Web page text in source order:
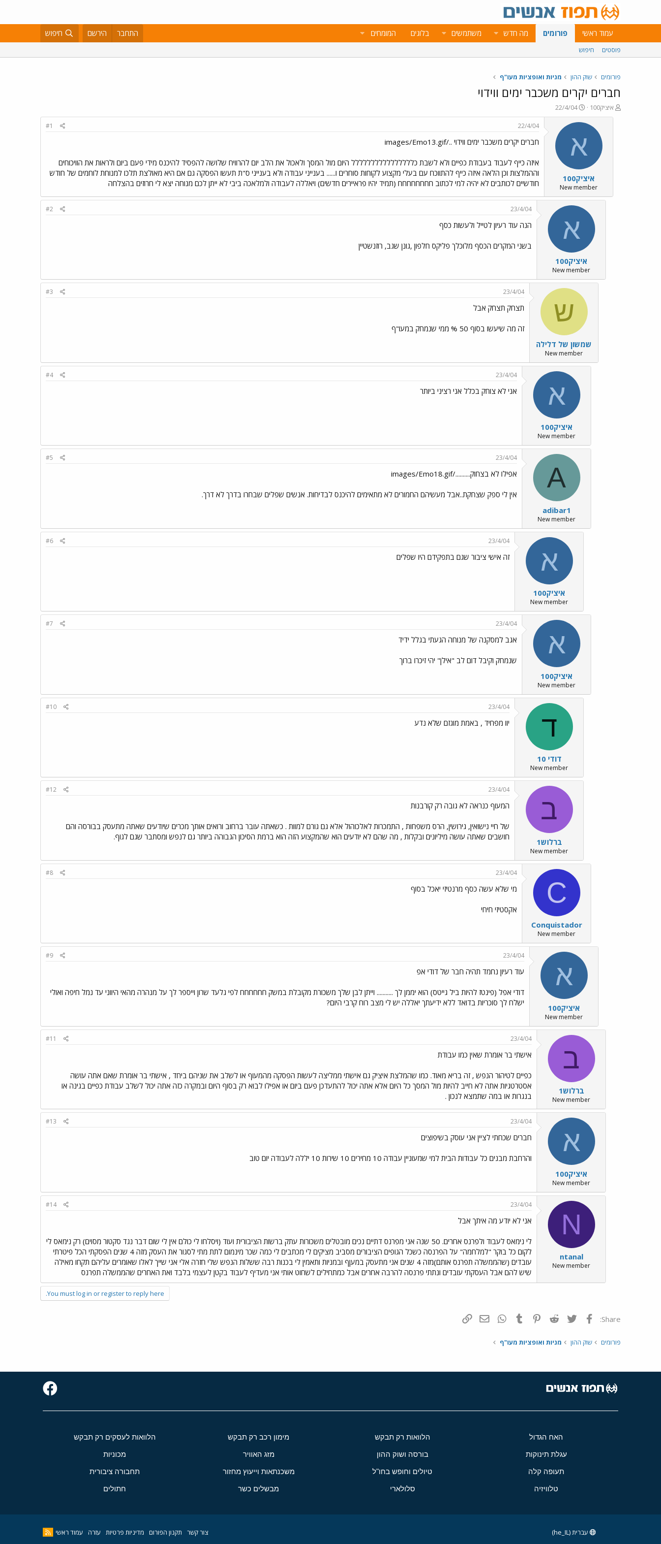
עמוד ראשי פורומים מה חדש משתמשים בלוגים המומחים התחבר הירשם חיפוש
פוסטים חיפוש
פורומים שוק ההון מניות ואופציות מעו"ף
חברים יקרים משכבר ימים ווידוי
פ
ו
איציק100
פ
ו
ר
ם
ב
א
ר
י
ך
22/4/04
א
איציק100
New member
22/4/04
#1
חברים יקרים משכבר ימים ווידוי ../images/Emo13.gif
איזה כייף לעבוד בעבודת כפיים ולא לשבת כלללללללללללללללל היום מול המסך ולאכול את הלב יום להרוויח שלושה להפסיד להיכנס מידי פעם ביום ולראות את הוויכוחים
וההמלצות וכן הלאה איזה כייף להתווכח עם בעלי מקצוע לקוחות סוחרים ו...... בענייני עבודה ולא בענייני ס"ת תעשו הפסקה גם אם היא מאולצת תלכו למנוחת לוחמים של חודש
חודשיים לכותבים לא יהיה למי לכתוב חחחחחחחח (תמיד יהיו פראיירים חדשים) ויאללה לעבודה ולמלאכה ביבי לא ייתן לכם מנוחה יצא לי חרוזים בהצלחה
א
איציק100
New member
23/4/04
#2
הנה עוד רעיון לטייל ולעשות כסף
בשני המקרים הכסף מלוכלך פליקס חלפון ,גונן שגב, רוזנשטיין
ש
שמשון של דלילה
New member
23/4/04
#3
תצחק תצחק אבל
זה מה שיעשו בסוף 50 % ממי שנמחק במעו"ף
א
איציק100
New member
23/4/04
#4
אני לא צוחק בכלל אני רציני ביותר
A
adibar1
New member
23/4/04
#5
אפילו לא בצחוק........../images/Emo18.gif
אין לי ספק שצחקת..אבל מעשיהם החמורים לא מתאימים להיכנס לבדיחות. אנשים שפלים שבחרו בדרך לא דרך.
א
איציק100
New member
23/4/04
#6
זה אישי ציבור שגם בתפקידם היו שפלים
א
איציק100
New member
23/4/04
#7
אגב למסקנה של מנוחה הגעתי בגלל ידיד
שנמחק וקיבל דום לב "אילן" יהי זיכרו ברוך
ד
דודי 10
New member
23/4/04
#10
יוו מפחיד , באמת מוגזם שלא נדע
ב
ברלוש1
New member
23/4/04
#12
המעוף כנראה לא גובה רק קורבנות
של חיי נישואין, גירושין, הרס משפחות , התמכרות לאלכוהול אלא גם גורם למוות . כשאתה עובר ברחוב ורואים אותך מכרים שיודעים שאתה מתעסק בבורסה והם
חושבים שאתה עושה מיליונים ובקלות , מה שהם לא יודעים הוא שהמקצוע הזה הוא ברמת הסיכון הגבוהה ביותר גם לנפש ומסתבר שגם לגוף.
C
Conquistador
New member
23/4/04
#8
מי שלא עשה כסף מרנטיזי יאכל בסוף
אקסטיזי חיחי
א
איציק100
New member
23/4/04
#9
עוד רעיון נחמד תהיה חבר של דודי אפ
דודי אפל (פינטז להיות ביל גייטס) הוא יממן לך ........... וייתן לבן שלך משכורת מקובלת במשק חחחחחח לפי גלעד שרון וייספר לך על מנהרה מהאי היווני עד נמל חיפה ואולי
ישלח לך סוכריות בדואד ללא ידיעתך יאללה יש לי מצב רוח קרבי היום?
ב
ברלוש1
New member
23/4/04
#11
אישתי בר אומרת שאין כמו עבודת
כפיים לטיהור הנפש , זה בריא מאוד. כמו שהמלצת איציק גם אישתי ממליצה לעשות הפסקה מהמעוף או לשלב את שניהם ביחד , אישתי בר אומרת שאם אתה עושה
אסטרטגיות אתה לא חייב להיות מול המסך כל היום אלא אתה יכול להתעדכן פעם ביום או אפילו לבוא רק בסוף היום ובמקרה כזה אתה יכול לשלב עבודת כפיים בגינה או
בנגרות או במה שתמצא לנכון .
א
איציק100
New member
23/4/04
#13
חברים שכחתי לציין אני עוסק בשיפוצים
והרחבת מבנים כל עבודות הבית למי שמעוניין עבודה 10 מחירים 10 שירות 10 יללה לעבודה יום טוב
N
ntanal
New member
23/4/04
#14
אני לא יודע מה איתך אבל
לי נימאס לעבוד ולפרנס אחרים. 50 שנה אני מפרנס דתיים נכים מובטלים משכורות עתק ברשות הציבורית ועוד (ויסלחו לי כולם אין לי שום דבר נגד סקטור מסוים) רק נימאס לי
לקום כל בוקר "למלחמה" על הפרנסה כשכל הגופים הציבורים מסביב מציקים לי מכתבים לי כמה שכר מינמום לתת מתי לסגור את העסק מזה 4 שנים הפסקתי הכל פיטרתי
עובדים (שהממשלה תפרנס אותם)מזה 4 שנים אני מתעסק במעןף ובמניות ותאמין לי בכנות רבה ששלות הנפש שלי חזרה אלי אני שייך לאלו שאומרים עליהם תקחו מאילה
שיש להם אבל העסקתי עובדים ונתתי פרנסה להרבה אחרים אבל כמתחילים לשחוט אותי אני מעדיף לעבוד בקטן לעצמי בלבד ואת האחרים שהממשלה תפרנס
You must log in or register to reply here.
Share: פייסבוק Twitter
Reddit
Pinterest
Tumblr
WhatsAppדואר אלקטרוני
פורומים שוק ההון מניות ואופציות מעו"ף
האח הגדול הלוואות רק תבקש מימון רכב רק תבקש הלוואות לעסקים רק תבקש
עגלת תינוקות בורסה ושוק ההון מזג האוויר מכוניות
תעופה קלה טיולים וחופש בחו"ל משכנתאות וייעוץ מחזור תחבורה ציבורית
טלוויזיה סלולארי מבשלים כשר חתולים
צור קשר תקנון הפורום מדיניות פרטיות עזרה עמוד ראשי עברית (he_IL)